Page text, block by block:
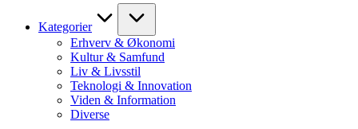
Kategorier
Erhverv & Økonomi
Kultur & Samfund
Liv & Livsstil
Teknologi & Innovation
Viden & Information
Diverse